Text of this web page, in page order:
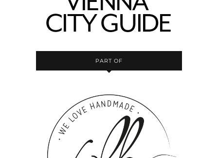
PART OF